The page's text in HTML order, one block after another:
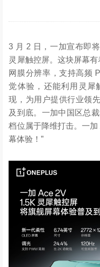
3 月 2 日，一加宣布即
灵犀触控屏。 这块屏幕有
网膜分辨率，支持高频
觉体验， 还能利用灵犀
现 ， 为用户提供行业领
及到底。 一加中国区总
档位属于降维打击。 一加
幕体验 ！”